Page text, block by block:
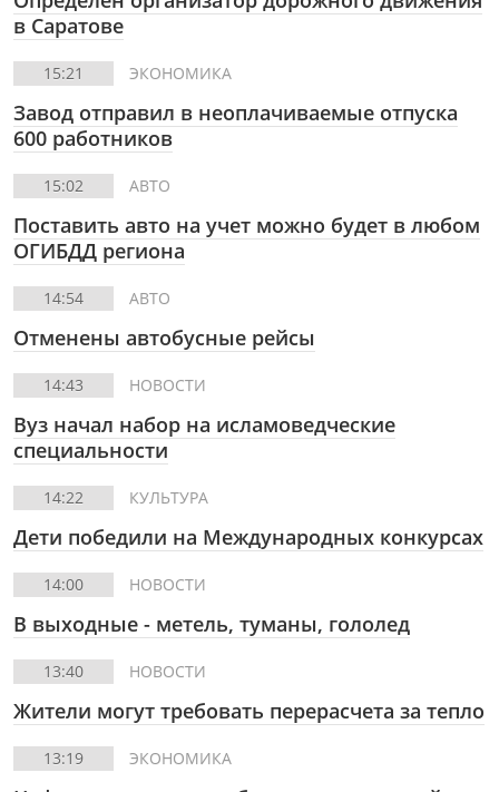
в Саратове
15:21 ЭКОНОМИКА
Завод отправил в неоплачиваемые отпуска
600 работников
15:02 АВТО
Поставить авто на учет можно будет в любом
ОГИБДД региона
14:54 АВТО
Отменены автобусные рейсы
14:43 НОВОСТИ
Вуз начал набор на исламоведческие
специальности
14:22 КУЛЬТУРА
Дети победили на Международных конкурсах
14:00 НОВОСТИ
В выходные - метель, туманы, гололед
13:40 НОВОСТИ
Жители могут требовать перерасчета за тепло
13:19 ЭКОНОМИКА